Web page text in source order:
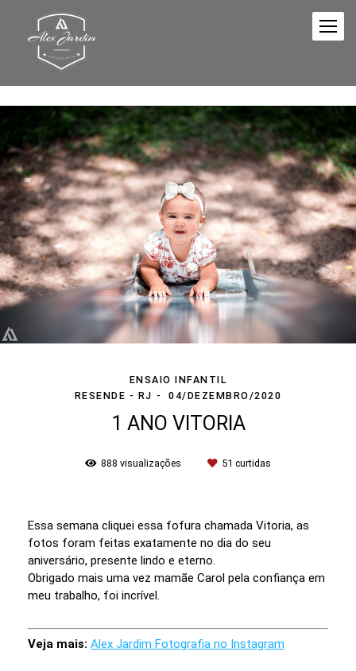
ENSAIO INFANTIL
RESENDE - RJ
04/DEZEMBRO/2020
1 ANO VITORIA
888 visualizações 51 curtidas
Essa semana cliquei essa fofura chamada Vitoria, as
fotos foram feitas exatamente no dia do seu
aniversário, presente lindo e eterno.
Obrigado mais uma vez mamãe Carol pela confiança em
meu trabalho, foi incrível.
Veja mais: Alex Jardim Fotografia no Instagram